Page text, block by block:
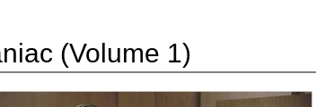
(Volume 1)